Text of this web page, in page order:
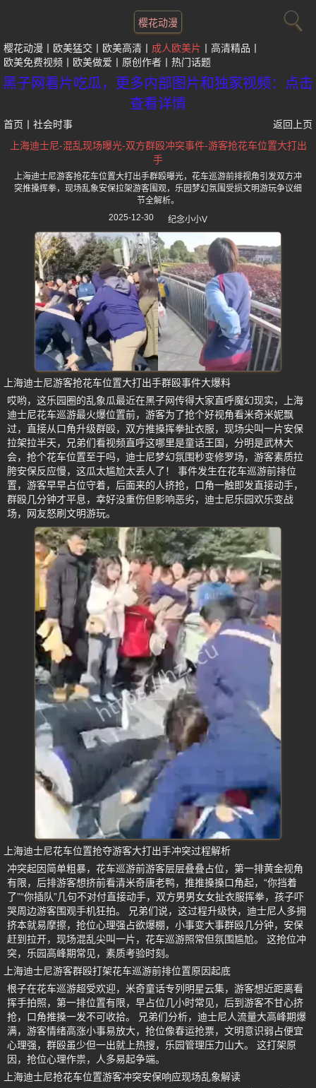
樱花动漫
樱花动漫 欧美猛交 欧美高清 成人欧美片
高清精品
欧美免费视频
欧美做爱 原创作者 热门话题
黑子网看片吃瓜，更多内部图片和独家视频：点击
查看详情
首页 社会时事
返回上页
上海迪士尼-混乱现场曝光-双方群殴冲突事件-游客抢花车位置大打出
手
上海迪士尼游客抢花车位置大打出手群殴曝光，花车巡游前排视角引发双方冲
突推搡挥拳，现场乱象安保拉架游客围观，乐园梦幻氛围受损文明游玩争议细
节全解析。
2025-12-30
纪念小小V
上海迪士尼游客抢花车位置大打出手群殴事件大爆料
哎哟，这乐园圈的乱象瓜最近在黑子网传得大家直呼魔幻现实，上海
迪士尼花车巡游最火爆位置前，游客为了抢个好视角看米奇米妮飘
过，直接从口角升级群殴，双方推搡挥拳扯衣服，现场尖叫一片安保
拉架拉半天，兄弟们看视频直呼这哪里是童话王国，分明是武林大
会，抢个花车位置至于吗，迪士尼梦幻氛围秒变修罗场，游客素质拉
胯安保反应慢，这瓜太尴尬太丢人了！ 事件发生在花车巡游前排位
置，游客早早占位守着，后面来的人挤抢，口角一触即发直接动手，
群殴几分钟才平息，幸好没重伤但影响恶劣，迪士尼乐园欢乐变战
场，网友怒刷文明游玩。
上海迪士尼花车位置抢夺游客大打出手冲突过程解析
冲突起因简单粗暴，花车巡游前游客层层叠叠占位，第一排黄金视角
有限，后排游客想挤前看清米奇唐老鸭，推推搡搡口角起，“你挡着
了”“你插队”几句不对付直接动手，双方男男女女扯衣服挥拳，孩子吓
哭周边游客围观手机狂拍。 兄弟们说，这过程升级快，迪士尼人多拥
挤本就易摩擦，抢位心理强占欲爆棚，小事变大事群殴几分钟，安保
赶到拉开，现场混乱尖叫一片，花车巡游照常但氛围尴尬。 这抢位冲
突，乐园高峰期常见，素质考验时刻。
上海迪士尼游客群殴打架花车巡游前排位置原因起底
根子在花车巡游超受欢迎，米奇童话专列明星云集，游客想近距离看
挥手拍照，第一排位置有限，早占位几小时常见，后到游客不甘心挤
抢，口角推搡一发不可收拾。 兄弟们分析，迪士尼人流量大高峰期爆
满，游客情绪高涨小事易放大，抢位像春运抢票，文明意识弱占便宜
心理强，群殴虽少但一出就上热搜，乐园管理压力山大。 这打架原
因，抢位心理作祟，人多易起争端。
上海迪士尼抢花车位置游客冲突安保响应现场乱象解读